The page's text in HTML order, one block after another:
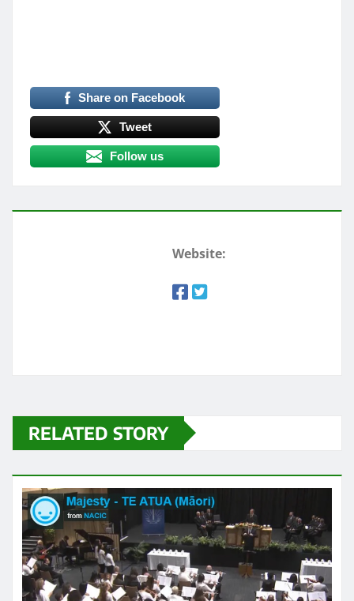
Share on Facebook
Tweet
Follow us
Website:
RELATED STORY